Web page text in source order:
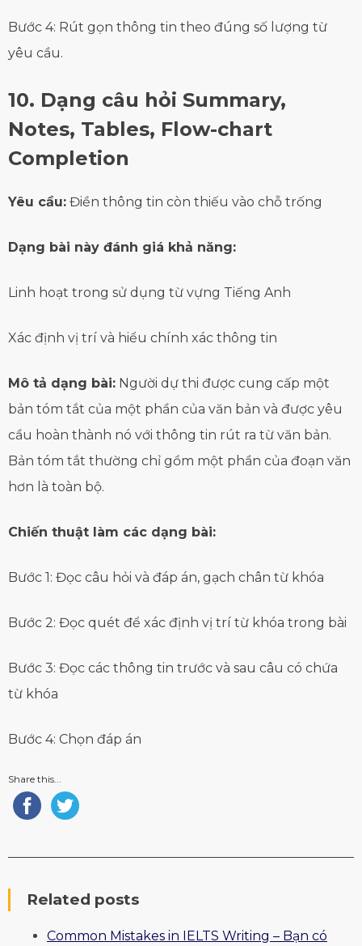
Bước 4: Rút gọn thông tin theo đúng số lượng từ
yêu cầu.
10. Dạng câu hỏi Summary,
Notes, Tables, Flow-chart
Completion
Yêu cầu: Điền thông tin còn thiếu vào chỗ trống
Dạng bài này đánh giá khả năng:
Linh hoạt trong sử dụng từ vựng Tiếng Anh
Xác định vị trí và hiểu chính xác thông tin
Mô tả dạng bài: Người dự thi được cung cấp một
bản tóm tắt của một phần của văn bản và được yêu
cầu hoàn thành nó với thông tin rút ra từ văn bản.
Bản tóm tắt thường chỉ gồm một phần của đoạn văn
hơn là toàn bộ.
Chiến thuật làm các dạng bài:
Bước 1: Đọc câu hỏi và đáp án, gạch chân từ khóa
Bước 2: Đọc quét để xác định vị trí từ khóa trong bài
Bước 3: Đọc các thông tin trước và sau câu có chứa
từ khóa
Bước 4: Chọn đáp án
Share this...
Related posts
Common Mistakes in IELTS Writing – Bạn có